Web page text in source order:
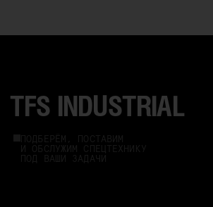
TFS INDUSTRIAL